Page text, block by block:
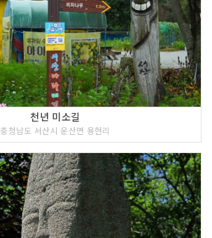
천년 미소길
충청남도 서산시 운산면 용현리